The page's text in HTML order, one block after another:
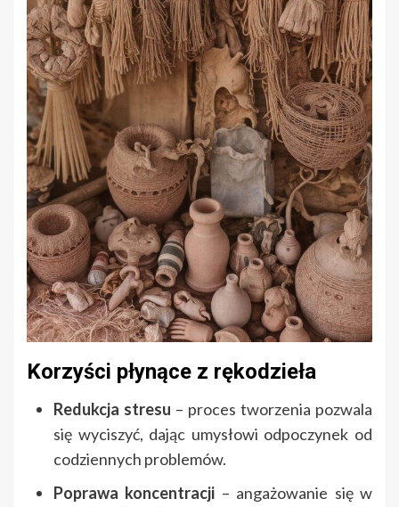
Korzyści płynące z rękodzieła
Redukcja stresu – proces tworzenia pozwala
się wyciszyć, dając umysłowi odpoczynek od
codziennych problemów.
Poprawa koncentracji – angażowanie się w